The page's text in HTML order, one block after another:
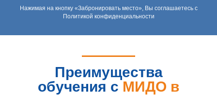
Нажимая на кнопку «Забронировать место», Вы соглашаетесь с
Политикой конфиденциальности
Преимущества
обучения с МИДО в